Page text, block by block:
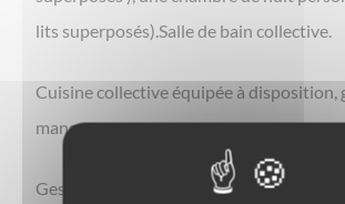
lits superposés).Salle de bain collective.
Cuisine collective équipée à disposition,
manger .
Gestion libre.